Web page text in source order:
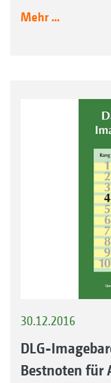
Mehr ...
30.12.2016
DLG-
Bestnoten für